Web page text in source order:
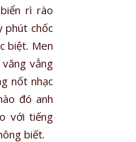
rì rào
phút chốc
biệt. Men
vẳng
nốt nhạc
đó anh
với tiếng
biết.